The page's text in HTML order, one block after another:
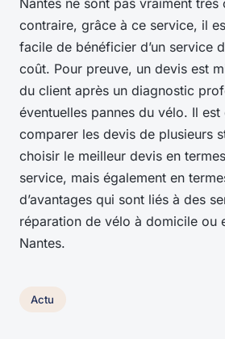
Nantes ne sont pas vraiment très
contraire, grâce à ce service, il
facile de bénéficier d’un service
coût. Pour preuve, un devis est
du client après un diagnostic
éventuelles pannes du vélo. Il
comparer les devis de plusieurs
choisir le meilleur devis en
service, mais également en
d’avantages qui sont liés à des
réparation de vélo à domicile ou
Nantes.
Actu